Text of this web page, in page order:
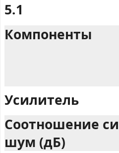
5.1
Компоненты
Усилитель
Соотношение
шум (дБ)